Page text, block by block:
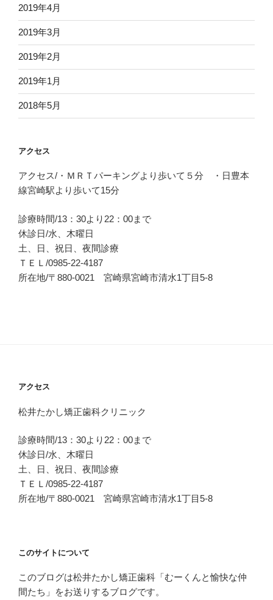
2019年4月
2019年3月
2019年2月
2019年1月
2018年5月
アクセス
アクセス/・ＭＲＴパーキングより歩いて５分 ・日豊本
線宮崎駅より歩いて15分
診療時間/13：30より22：00まで
休診日/水、木曜日
土、日、祝日、夜間診療
ＴＥＬ/0985-22-4187
所在地/〒880-0021 宮崎県宮崎市清水1丁目5-8
アクセス
松井たかし矯正歯科クリニック
診療時間/13：30より22：00まで
休診日/水、木曜日
土、日、祝日、夜間診療
ＴＥＬ/0985-22-4187
所在地/〒880-0021 宮崎県宮崎市清水1丁目5-8
このサイトについて
このブログは松井たかし矯正歯科「むーくんと愉快な仲
間たち」をお送りするブログです。